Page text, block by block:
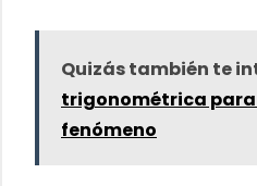
Quizás también te
trigonométrica para
fenómeno